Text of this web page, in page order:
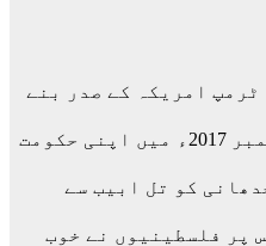
ڈونالڈ ٹرمپ امریکہ کے صدر بنے
اور ٹھیک ایک سال بعد 6/ دسمبر 2017ء میں اپنی حکومت
کو تل ابیب سے
پر فلسطینیوں نے خوب